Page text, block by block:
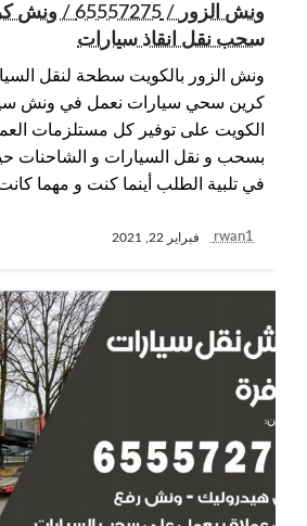
ونش الزور /
سحب نقل انقاذ سيارات
ونش الزور بالكويت سطحة لنقل
كرين سحي سيارات نعمل في ونش
الكويت على توفير كل مستلزمات
بسحب و نقل السيارات و الشاحنات
في تلبية الطلب أينما كنت و مهما
rwan1 فبراير 22, 2021